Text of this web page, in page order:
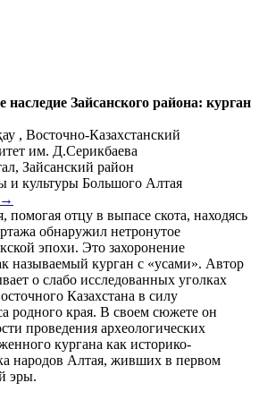
наследие Зайсанского района: курган
, Восточно-Казахстанский
им. Д.Серикбаева
Зайсанский район
культуры Большого Алтая
→
помогая отцу в выпасе скота, находясь
обнаружил нетронутое
эпохи. Это захоронение
называемый курган с «усами». Автор
о слабо исследованных уголках
Казахстана в силу
родного края. В своем сюжете он
проведения археологических
кургана как историко-
народов Алтая, живших в первом
эры.